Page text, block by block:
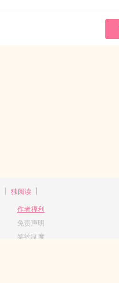
独阅读
作者福利
免责声明
签约制度